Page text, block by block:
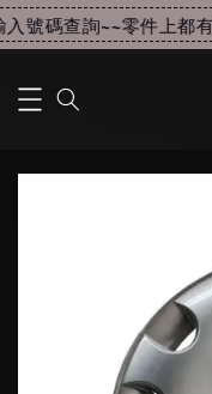
號碼查詢~~零件上都